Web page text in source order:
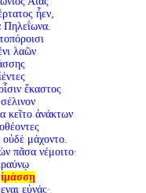
ἦεν,
Πηλεΐωνα.
λαῶν
ἕκαστος
κεῖτο ἀνάκτων
οὐδὲ μάχοντο.
πᾶσα νέμοιτο·
ἱμάσσῃ
εὐνάς·